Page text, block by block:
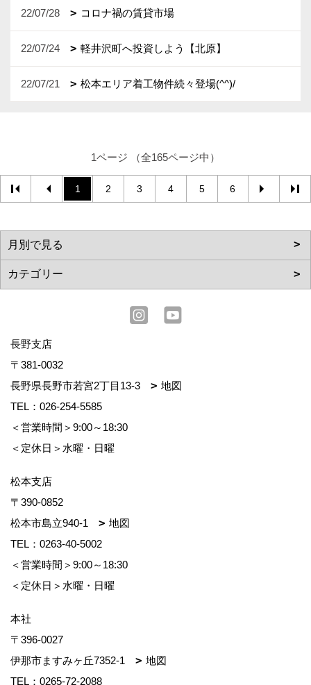
22/07/28 コロナ禍の賃貸市場
22/07/24 軽井沢町へ投資しよう【北原】
22/07/21 松本エリア着工物件続々登場(^^)/
1ページ （全165ページ中）
1 2 3 4 5 6
長野支店
〒381-0032
長野県長野市若宮2丁目13-3
地図
TEL： 026-254-5585
＜営業時間＞9:00～18:30
＜定休日＞水曜・日曜
松本支店
〒390-0852
松本市島立940-1
地図
TEL： 0263-40-5002
＜営業時間＞9:00～18:30
＜定休日＞水曜・日曜
本社
〒396-0027
伊那市ますみヶ丘7352-1
地図
TEL： 0265-72-2088